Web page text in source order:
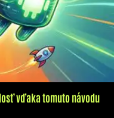
vďaka tomuto návodu